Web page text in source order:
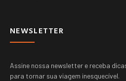
NEWSLETTER
Assine nossa newsletter e receba
para tornar sua viagem inesquecível.